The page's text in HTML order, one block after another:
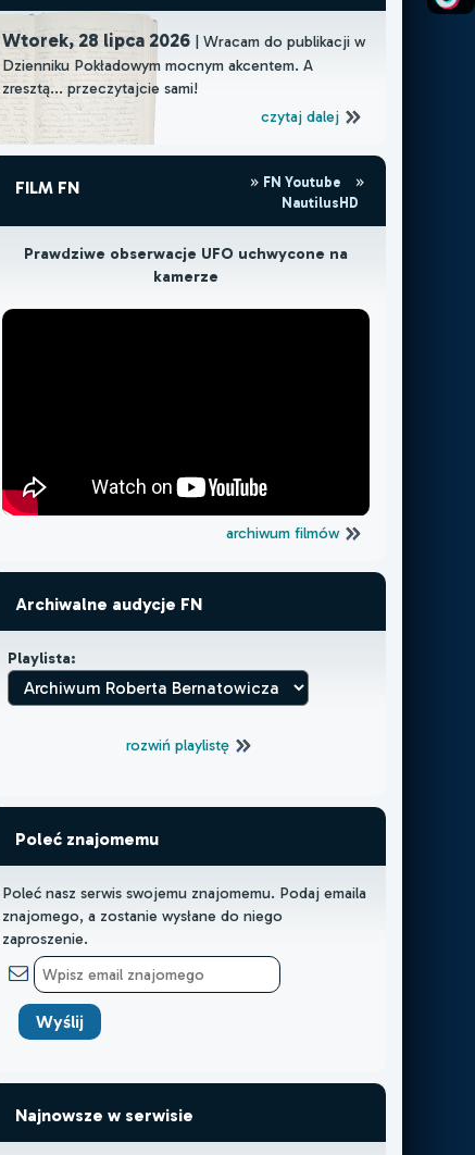
Wtorek, 28 lipca 2026| Wracam do publikacji w
Dzienniku Pokładowym mocnym akcentem. A
zresztą... przeczytajcie sami!
czytaj dalej
FILM FN
FN Youtube
NautilusHD
Prawdziwe obserwacje UFO uchwycone na
kamerze
archiwum filmów
Archiwalne audycje FN
Playlista:
rozwiń playlistę
Poleć znajomemu
Poleć nasz serwis swojemu znajomemu. Podaj emaila
znajomego, a zostanie wysłane do niego
zaproszenie.
Najnowsze w serwisie